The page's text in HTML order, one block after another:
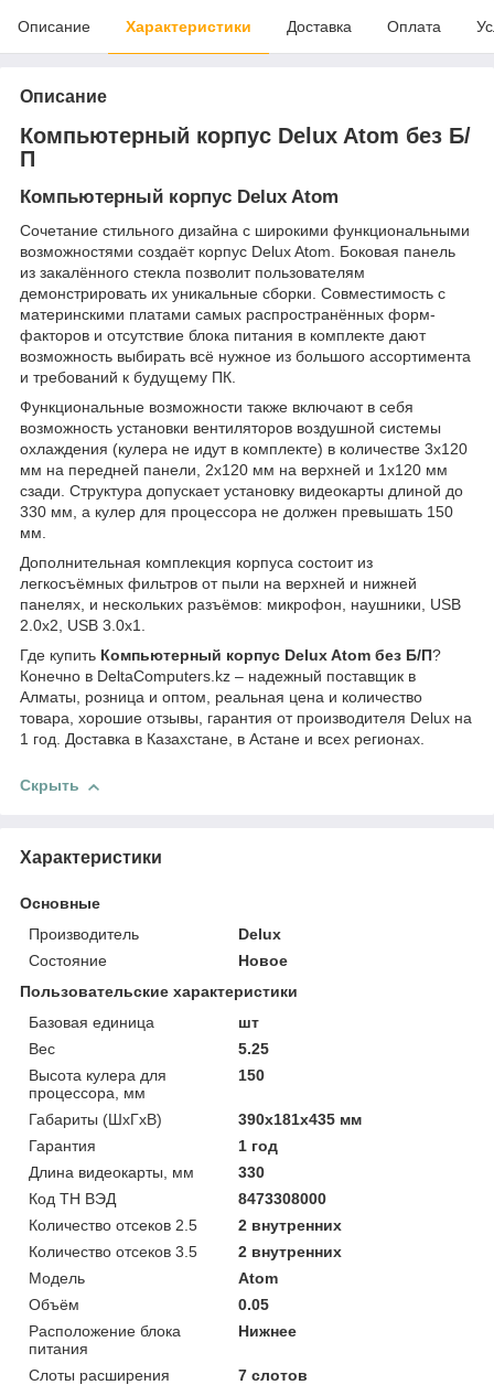
Описание Характеристики Доставка Оплата
Описание
Компьютерный корпус Delux Atom без Б/
П
Компьютерный корпус Delux Atom
Сочетание стильного дизайна с широкими функциональными
возможностями создаёт корпус Delux Atom. Боковая панель
из закалённого стекла позволит пользователям
демонстрировать их уникальные сборки. Совместимость с
материнскими платами самых распространённых форм-
факторов и отсутствие блока питания в комплекте дают
возможность выбирать всё нужное из большого ассортимента
и требований к будущему ПК.
Функциональные возможности также включают в себя
возможность установки вентиляторов воздушной системы
охлаждения (кулера не идут в комплекте) в количестве 3x120
мм на передней панели, 2x120 мм на верхней и 1x120 мм
сзади. Структура допускает установку видеокарты длиной до
330 мм, а кулер для процессора не должен превышать 150
мм.
Дополнительная комплекция корпуса состоит из
легкосъёмных фильтров от пыли на верхней и нижней
панелях, и нескольких разъёмов: микрофон, наушники, USB
2.0x2, USB 3.0x1.
Где купить Компьютерный корпус Delux Atom без Б/П?
Конечно в DeltaComputers.kz – надежный поставщик в
Алматы, розница и оптом, реальная цена и количество
товара, хорошие отзывы, гарантия от производителя Delux на
1 год. Доставка в Казахстане, в Астане и всех регионах.
Скрыть
Характеристики
Основные
Производитель
Delux
Состояние
Новое
Пользовательские характеристики
Базовая единица
шт
Вес
5.25
Высота кулера для
процессора, мм
150
Габариты (ШхГхВ)
390х181х435 мм
Гарантия
1 год
Длина видеокарты, мм
330
Код ТН ВЭД
8473308000
Количество отсеков 2.5
2 внутренних
Количество отсеков 3.5
2 внутренних
Модель
Atom
Объём
0.05
Расположение блока
питания
Нижнее
Слоты расширения
7 слотов